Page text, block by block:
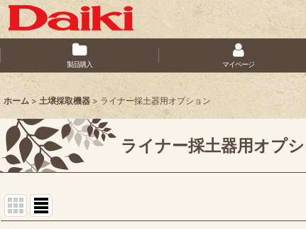
製品購入 マイページ
ホーム > 土壌採取機器 > ライナー採土器用オプション
ライナー採土器用オプ